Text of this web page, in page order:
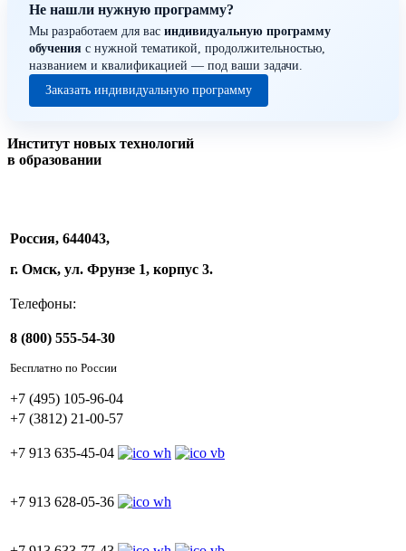
Не нашли нужную программу?
Мы разработаем для вас индивидуальную программу
обучения с нужной тематикой, продолжительностью,
названием и квалификацией — под ваши задачи.
Заказать индивидуальную программу
Институт новых технологий
в образовании
Россия, 644043,
г. Омск, ул. Фрунзе 1, корпус 3.
Телефоны:
8 (800) 555-54-30
Бесплатно по России
+7 (495) 105-96-04
+7 (3812) 21-00-57
+7 913 635-45-04
+7 913 628-05-36